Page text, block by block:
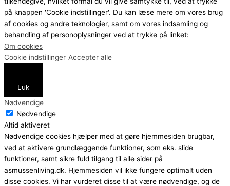
på knappen 'Cookie indstillinger'. Du kan læse mere om vores brug
af cookies og andre teknologier, samt om vores indsamling og
behandling af personoplysninger ved at trykke på linket:
Om cookies
Cookie indstillinger Accepter alle
Luk
Nødvendige
Nødvendige
Altid aktiveret
Nødvendige cookies hjælper med at gøre hjemmesiden brugbar,
ved at aktivere grundlæggende funktioner, som eks. slide
funktioner, samt sikre fuld tilgang til alle sider på
asmussenliving.dk. Hjemmesiden vil ikke fungere optimalt uden
disse cookies. Vi har vurderet disse til at være nødvendige, og de